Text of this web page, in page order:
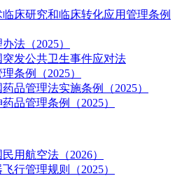
床研究和临床转化应用管理条例
法（2025）
发公共卫生事件应对法
条例（2025）
品管理法实施条例（2025）
品管理条例（2025）
用航空法（2026）
行管理规则（2025）